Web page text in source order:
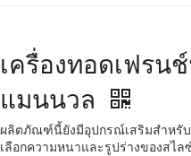
เครื่องทอดเฟรน
แมนนวล
ผลิตภัณฑ์นี้ยังมีอุปกรณ์เสริมสำหรั
เลือกความหนาและรูปร่างของสไ